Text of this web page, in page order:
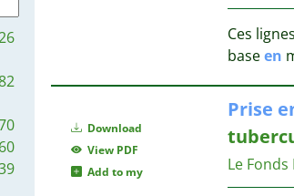
21
14
8
7
7
60
Ces
baseen
Download
View PDF
Add to my
Prise
Le